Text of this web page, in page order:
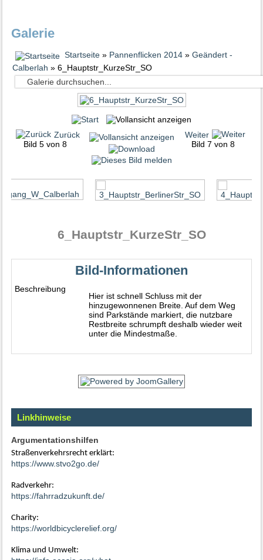
Galerie
Startseite» Pannenflicken 2014» Geändert -
Calberlah » 6_Hauptstr_KurzeStr_SO
Zurück
Bild 5 von 8
Weiter
Bild 7 von 8
6_Hauptstr_KurzeStr_SO
Bild-Informationen
Beschreibung
Hier ist schnell Schluss mit der
hinzugewonnenen Breite. Auf dem Weg
sind Parkstände markiert, die nutzbare
Restbreite schrumpft deshalb wieder weit
unter die Mindestmaße.
Linkhinweise
Argumentationshilfen
Straßenverkehrsrecht erklärt:
https://www.stvo2go.de/
Radverkehr:
https://fahrradzukunft.de/
Charity:
https://worldbicyclerelief.org/
Klima und Umwelt: